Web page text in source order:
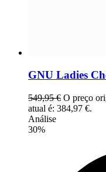
GNU Ladies
549,95€ O preço
atual é: 384,97 €.
Análise
30%